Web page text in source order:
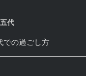
代
での過ごし方